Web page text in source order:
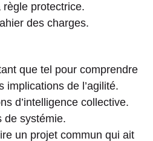
règle protectrice.
des charges.
que tel pour comprendre
implications de l’agilité.
d’intelligence collective.
de systémie.
un projet commun qui ait